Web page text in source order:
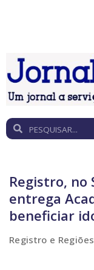
Registro, no
entrega
beneficiar
Registro e Regiões